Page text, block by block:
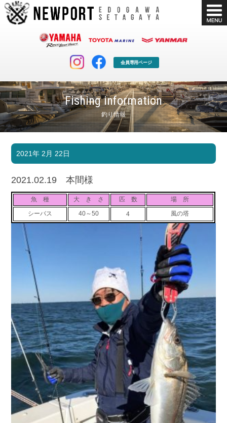
会員専用ページ
Fishing information
釣り情報
マリンクラブ
マリンライフを堪能したい！
ボート販売
ボート免許
長年の実績と信頼！
店舗情報
Shop Info.
公式ブログ
Blog
会社概要
Company
リンク集
Link
2021年 2月 22日
2021.02.19 本間様
魚 種 大 き さ 匹 数
場 所
シーバス
40～50 4 風の塔